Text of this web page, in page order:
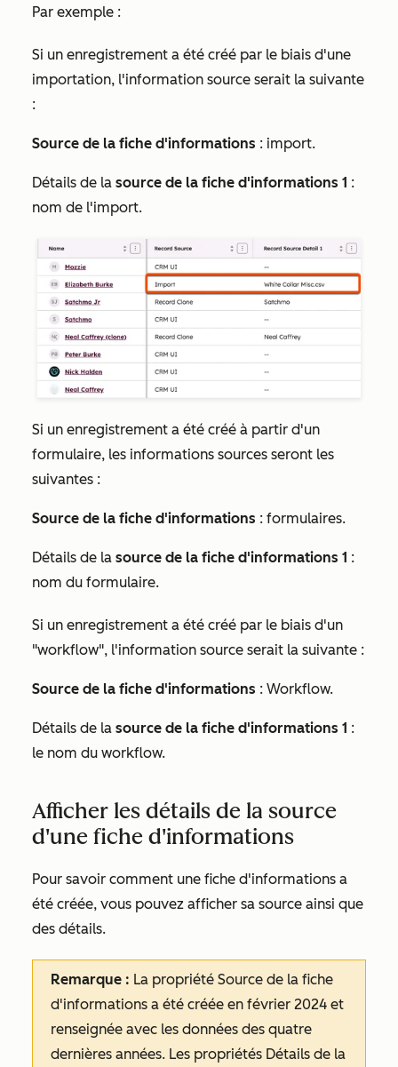
Par exemple :
Si un enregistrement a été créé par le biais d'une
importation, l'information source serait la suivante
:
Source de la fiche d'informations : import.
Détails de la source de la fiche d'informations 1 :
nom de l'import.
Si un enregistrement a été créé à partir d'un
formulaire, les informations sources seront les
suivantes :
Source de la fiche d'informations : formulaires.
Détails de la source de la fiche d'informations 1 :
nom du formulaire.
Si un enregistrement a été créé par le biais d'un
"workflow", l'information source serait la suivante :
Source de la fiche d'informations : Workflow.
Détails de la source de la fiche d'informations 1 :
le nom du workflow.
Afficher les détails de la source
d'une fiche d'informations
Pour savoir comment une fiche d'informations a
été créée, vous pouvez afficher sa source ainsi que
des détails.
Remarque : La propriété Source de la fiche
d'informations a été créée en février 2024 et
renseignée avec les données des quatre
dernières années. Les propriétés Détails de la